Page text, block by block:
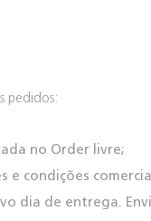
pedidos:
no Order livre;
e condições
dia de entrega.